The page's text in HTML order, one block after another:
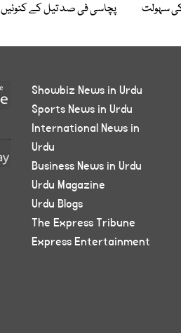
سہولت پچاسی فی صد تیل کے کنوئیں
Showbiz News in Urdu
Sports News in Urdu
International News in
Urdu
Business News in Urdu
Urdu Magazine
Urdu Blogs
The Express Tribune
Express Entertainment